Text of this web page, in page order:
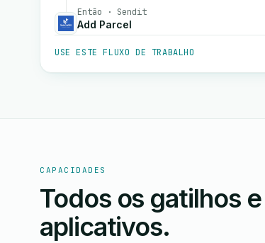
Então · Sendit
Add Parcel
USE ESTE FLUXO DE TRABALHO
CAPACIDADES
Todos os gatilhos
aplicativos.